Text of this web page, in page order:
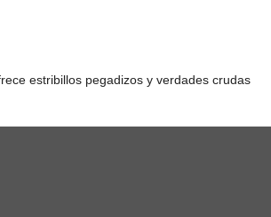
estribillos pegadizos y verdades crudas